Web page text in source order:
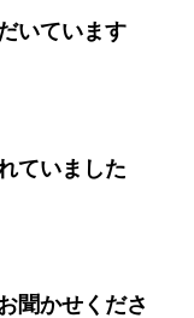
いています
ていました
聞かせくださ